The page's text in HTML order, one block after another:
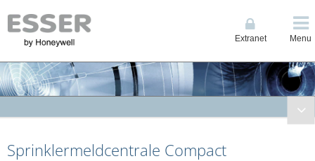
Extranet Menu
Compacte Centrales
Sprinklermeldcentrale Compact